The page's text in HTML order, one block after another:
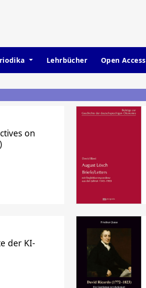
Lehrbücher Open Access
on
der KI-